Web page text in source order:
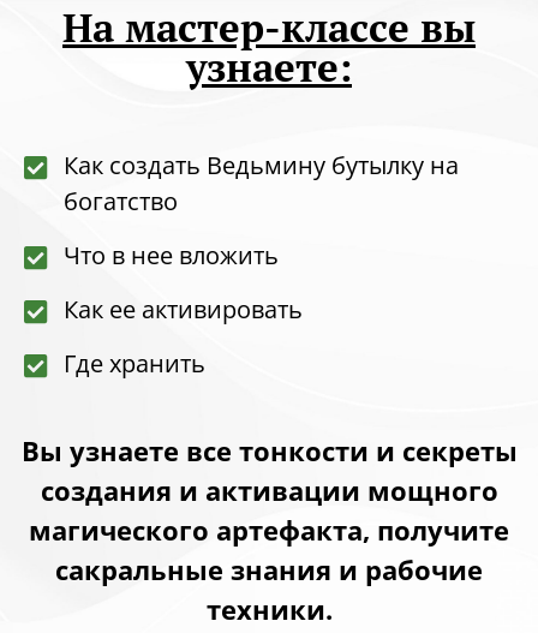
На мастер-классе вы
узнаете:
Как создать Ведьмину бутылку на
богатство
Что в нее вложить
Как ее активировать
Где хранить
Вы узнаете все тонкости и секреты
создания и активации мощного
магического артефакта, получите
сакральные знания и рабочие
техники.